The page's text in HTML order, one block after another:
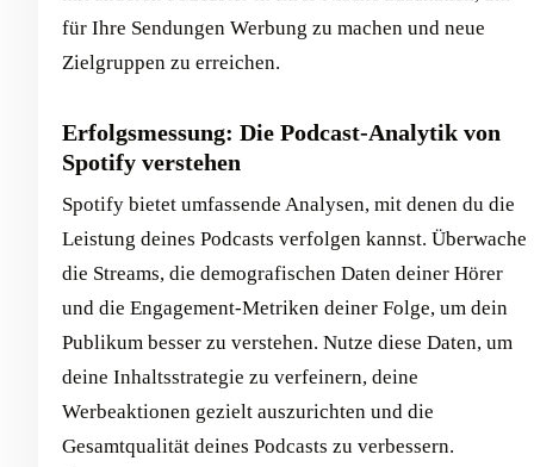
für Ihre Sendungen Werbung zu machen und neue
Zielgruppen zu erreichen.
Erfolgsmessung: Die Podcast-Analytik von
Spotify verstehen
Spotify bietet umfassende Analysen, mit denen du die
Leistung deines Podcasts verfolgen kannst. Überwache
die Streams, die demografischen Daten deiner Hörer
und die Engagement-Metriken deiner Folge, um dein
Publikum besser zu verstehen. Nutze diese Daten, um
deine Inhaltsstrategie zu verfeinern, deine
Werbeaktionen gezielt auszurichten und die
Gesamtqualität deines Podcasts zu verbessern.